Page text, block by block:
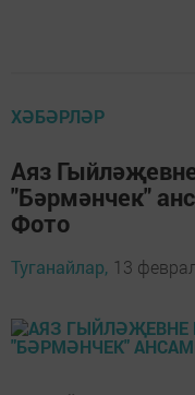
ХӘБӘРЛӘР
Аяз
"Бәрмәнчек"
Фото
Туганайлар, 13